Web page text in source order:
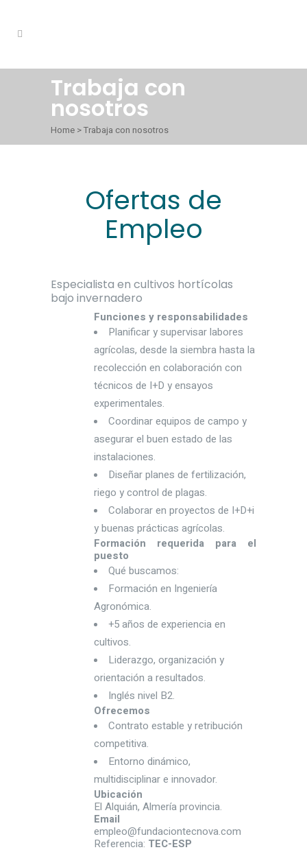
Trabaja con
nosotros
Home >Trabaja con nosotros
Ofertas de
Empleo
Especialista en cultivos hortícolas
bajo invernadero
Funciones y responsabilidades
Planificar y supervisar labores
agrícolas, desde la siembra hasta la
recolección en colaboración con
técnicos de I+D y ensayos
experimentales.
Coordinar equipos de campo y
asegurar el buen estado de las
instalaciones.
Diseñar planes de fertilización,
riego y control de plagas.
Colaborar en proyectos de I+D+i
y buenas prácticas agrícolas.
Formación requerida para el
puesto
Qué buscamos:
Formación en Ingeniería
Agronómica.
+5 años de experiencia en
cultivos.
Liderazgo, organización y
orientación a resultados.
Inglés nivel B2.
Ofrecemos
Contrato estable y retribución
competitiva.
Entorno dinámico,
multidisciplinar e innovador.
Ubicación
El Alquián, Almería provincia.
Email
empleo@fundaciontecnova.com
Referencia: TEC-ESP